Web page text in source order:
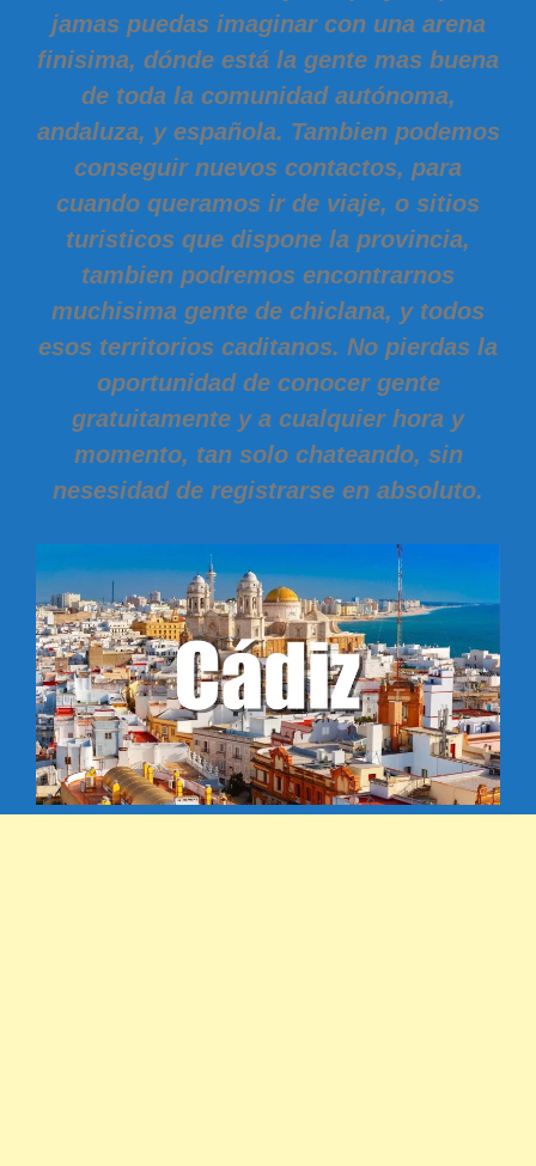
jamas puedas imaginar con una arena
finisima, dónde está la gente mas buena
de toda la comunidad autónoma,
andaluza, y española. Tambien podemos
conseguir nuevos contactos, para
cuando queramos ir de viaje, o sitios
turisticos que dispone la provincia,
tambien podremos encontrarnos
muchisima gente de chiclana, y todos
esos territorios caditanos. No pierdas la
oportunidad de conocer gente
gratuitamente y a cualquier hora y
momento, tan solo chateando, sin
nesesidad de registrarse en absoluto.